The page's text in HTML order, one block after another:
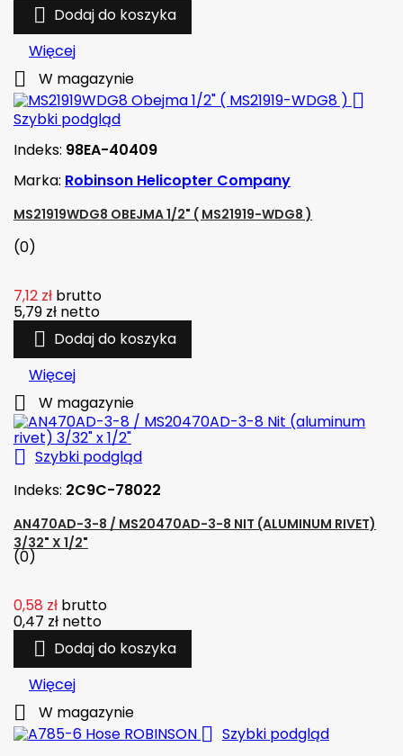
 Dodaj do koszyka
Więcej
 W magazynie

Szybki podgląd
Indeks: 98EA-40409
Marka: Robinson Helicopter Company
MS21919WDG8 OBEJMA 1/2" ( MS21919-WDG8 )
(0)
7,12 zł brutto
5,79 zł netto
 Dodaj do koszyka
Więcej
 W magazynie
 Szybki podgląd
Indeks: 2C9C-78022
AN470AD-3-8 / MS20470AD-3-8 NIT (ALUMINUM RIVET)
3/32" X 1/2"
(0)
0,58 zł brutto
0,47 zł netto
 Dodaj do koszyka
Więcej
 W magazynie
 Szybki podgląd